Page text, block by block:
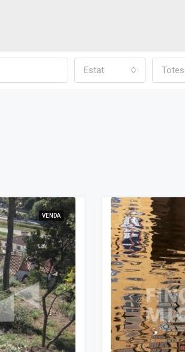
Estat
VENDA